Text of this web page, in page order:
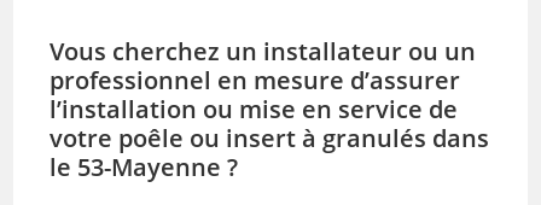
Vous cherchez un installateur ou un
professionnel en mesure d’assurer
l’installation ou mise en service de
votre poêle ou insert à granulés dans
le 53-Mayenne ?